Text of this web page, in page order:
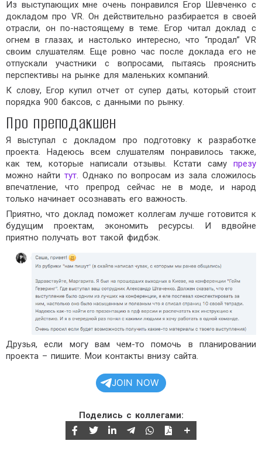
Из выступающих мне очень понравился Егор Шевченко с
докладом про VR. Он действительно разбирается в своей
отрасли, он по-настоящему в теме. Егор читал доклад с
огнем в глазах, и настолько интересно, что “продал” VR
своим слушателям. Еще ровно час после доклада его не
отпускали участники с вопросами, пытаясь прояснить
перспективы на рынке для маленьких компаний.
К слову, Егор купил отчет от супер даты, который стоит
порядка 900 баксов, с данными по рынку.
Про преподакшен
Я выступал с докладом про подготовку к разработке
проекта. Надеюсь всем слушателям понравилось также,
как тем, которые написали отзывы. Кстати саму презу
можно найти тут. Однако по вопросам из зала сложилось
впечатление, что препрод сейчас не в моде, и народ
только начинает осознавать его важность.
Приятно, что доклад поможет коллегам лучше готовится к
будущим проектам, экономить ресурсы. И вдвойне
приятно получать вот такой фидбэк.
Друзья, если могу вам чем-то помочь в планировании
проекта – пишите. Мои контакты внизу сайта.
JOIN NOW
Поделись с коллегами: